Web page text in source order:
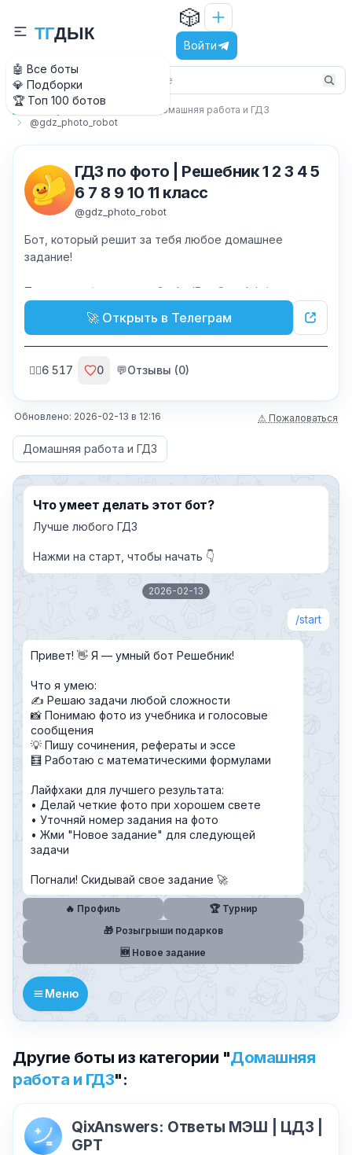
🤖 Все боты
💎 Подборки
🏆 Топ 100 ботов
ТГДЫК
🎲
Войти
Главная
Домашняя работа и ГДЗ
@gdz_photo_robot
ГДЗ по фото | Решебник 1 2 3 4 5
6 7 8 9 10 11 класс
@gdz_photo_robot
Бот, который решит за тебя любое домашнее
задание!
Поддержка/реклама: @GetAndEarnStarsAdmin
🚀 Открыть в Телеграм
🙍‍♂️6 517 0 💬Отзывы (0)
Обновлено: 2026-02-13 в 12:16 ⚠ Пожаловаться
✕
Домашняя работа и ГДЗ
Что умеет делать этот бот?
Лучше любого ГДЗ
Нажми на старт, чтобы начать 👇
2026-02-13
start
Привет! 👋 Я — умный бот Решебник!
Что я умею:
✍️ Решаю задачи любой сложности
📸 Понимаю фото из учебника и голосовые
сообщения
💡 Пишу сочинения, рефераты и эссе
🧮 Работаю с математическими формулами
Лайфхаки для лучшего результата:
• Делай четкие фото при хорошем свете
• Уточняй номер задания на фото
• Жми "Новое задание" для следующей
задачи
Погнали! Скидывай свое задание 🚀
🔥 Профиль
🏆 Турнир
🎁 Розыгрыши подарков
🆕 Новое задание
Меню
Другие боты из категории "Домашняя
работа и ГДЗ":
QixAnswers: Ответы МЭШ | ЦДЗ |
GPT